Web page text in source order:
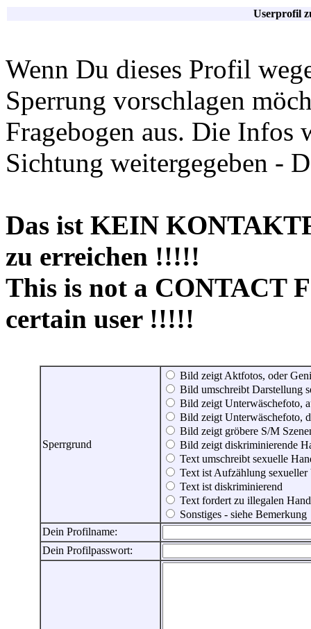
Userprofil
Wenn Du dieses Profil
Sperrung vorschlagen
Fragebogen aus. Die Infos
Sichtung weitergegeben -
Das ist KEIN
zu erreichen !!!!!
This is not a CONTACT
certain user !!!!!
Sperrgrund
Bild zeigt Aktfotos, oder
Bild umschreibt Darstellung
Bild zeigt Unterwäschefoto,
Bild zeigt Unterwäschefoto,
Bild zeigt gröbere S/M
Bild zeigt diskriminierende
Text umschreibt sexuelle
Text ist Aufzählung sexueller
Text ist diskriminierend
Text fordert zu illegalen
Sonstiges - siehe Bemerkung
Dein Profilname:
Dein Profilpasswort: